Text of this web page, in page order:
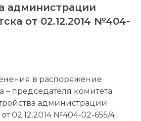
администрации
от 02.12.2014 №404-
в распоряжение
– председателя комитета
администрации
02.12.2014 №404-02-655/4